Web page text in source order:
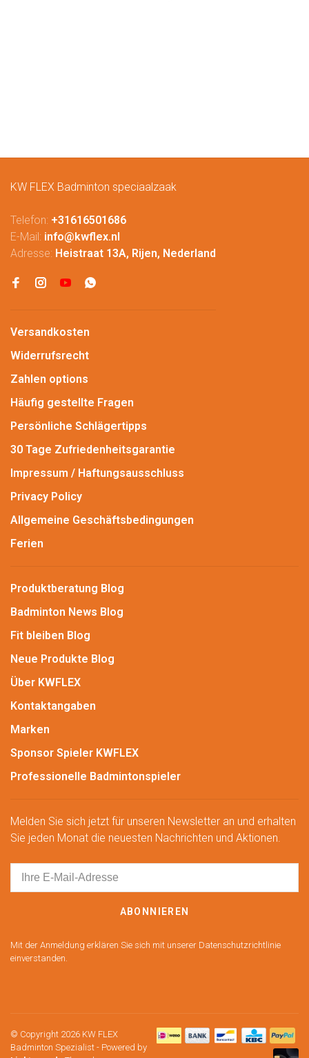
KW FLEX Badminton speciaalzaak
Telefon: +31616501686
E-Mail: info@kwflex.nl
Adresse: Heistraat 13A, Rijen, Nederland
Versandkosten
Widerrufsrecht
Zahlen options
Häufig gestellte Fragen
Persönliche Schlägertipps
30 Tage Zufriedenheitsgarantie
Impressum / Haftungsausschluss
Privacy Policy
Allgemeine Geschäftsbedingungen
Ferien
Produktberatung Blog
Badminton News Blog
Fit bleiben Blog
Neue Produkte Blog
Über KWFLEX
Kontaktangaben
Marken
Sponsor Spieler KWFLEX
Professionelle Badmintonspieler
Melden Sie sich jetzt für unseren Newsletter an und erhalten
Sie jeden Monat die neuesten Nachrichten und Aktionen.
ABONNIEREN
Mit der Anmeldung erklären Sie sich mit unserer Datenschutzrichtlinie
einverstanden.
© Copyright 2026 KW FLEX
Badminton Spezialist - Powered by